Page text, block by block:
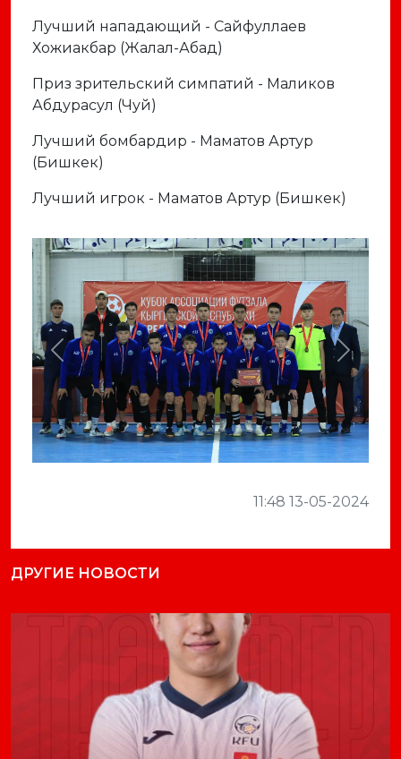
Лучший нападающий - Сайфуллаев
Хожиакбар (Жалал-Абад)
Приз зрительский симпатий - Маликов
Абдурасул (Чуй)
Лучший бомбардир - Маматов Артур
(Бишкек)
Лучший игрок - Маматов Артур (Бишкек)
Previous Next
11:48 13-05-2024
ДРУГИЕ НОВОСТИ